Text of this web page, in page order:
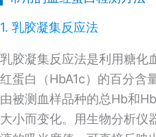
1. 乳胶凝集反应法
乳胶凝集反应法是利用糖化
红蛋白（HbA1c）的百分含
由被测血样品种的总Hb和
大小而变化。用生物分析仪